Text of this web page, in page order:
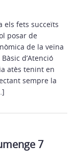
els fets succeïts
posar de
de la veïna
d’Atenció
atès tenint en
sempre la
7